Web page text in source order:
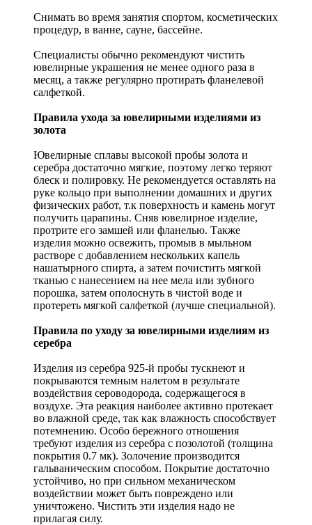
Снимать во время занятия спортом, косметических
процедур, в ванне, сауне, бассейне.
Специалисты обычно рекомендуют чистить
ювелирные украшения не менее одного раза в
месяц, а также регулярно протирать фланелевой
салфеткой.
Правила ухода за ювелирными изделиями из
золота
Ювелирные сплавы высокой пробы золота и
серебра достаточно мягкие, поэтому легко теряют
блеск и полировку. Не рекомендуется оставлять на
руке кольцо при выполнении домашних и других
физических работ, т.к поверхность и камень могут
получить царапины. Сняв ювелирное изделие,
протрите его замшей или фланелью. Также
изделия можно освежить, промыв в мыльном
растворе с добавлением нескольких капель
нашатырного спирта, а затем почистить мягкой
тканью с нанесением на нее мела или зубного
порошка, затем ополоснуть в чистой воде и
протереть мягкой салфеткой (лучше специальной).
Правила по уходу за ювелирными изделиям из
серебра
Изделия из серебра 925-й пробы тускнеют и
покрываются темным налетом в результате
воздействия сероводорода, содержащегося в
воздухе. Эта реакция наиболее активно протекает
во влажной среде, так как влажность способствует
потемнению. Особо бережного отношения
требуют изделия из серебра с позолотой (толщина
покрытия 0.7 мк). Золочение производится
гальваническим способом. Покрытие достаточно
устойчиво, но при сильном механическом
воздействии может быть повреждено или
уничтожено. Чистить эти изделия надо не
прилагая силу.